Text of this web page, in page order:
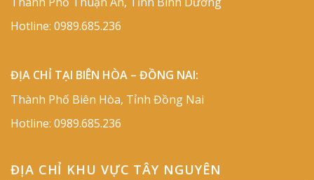
Hotline: 0989.685.236
ĐỊA CHỈ TẠI BIÊN HÒA – ĐỒNG NAI:
Thành Phố Biên Hòa, Tỉnh Đồng Nai
Hotline: 0989.685.236
ĐỊA CHỈ KHU VỰC TÂY NGUYÊN